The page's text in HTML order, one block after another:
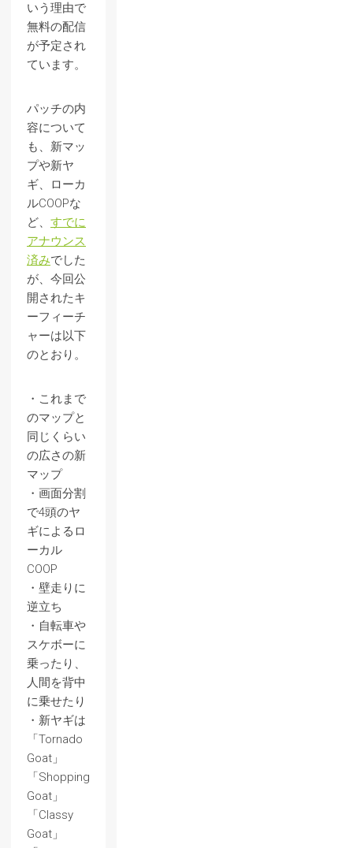
いう理由で
無料の配信
が予定され
ています。
パッチの内
容について
も、新マッ
プや新ヤ
ギ、ローカ
ルCOOPな
ど、 すでに
アナウンス
済みでした
が、今回公
開されたキ
ーフィーチ
ャーは以下
のとおり。
・これまで
のマップと
同じくらい
の広さの新
マップ
・画面分割
で4頭のヤ
ギによるロ
ーカル
COOP
・壁走りに
逆立ち
・自転車や
スケボーに
乗ったり、
人間を背中
に乗せたり
・新ヤギは
「Tornado
Goat」
「Shopping
Goat」
「Classy
Goat」